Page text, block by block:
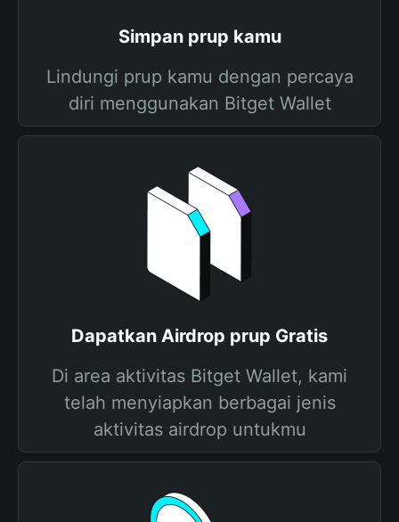
Simpan prup kamu
Lindungi prup kamu dengan percaya
diri menggunakan Bitget Wallet
Dapatkan Airdrop prup Gratis
Di area aktivitas Bitget Wallet, kami
telah menyiapkan berbagai jenis
aktivitas airdrop untukmu